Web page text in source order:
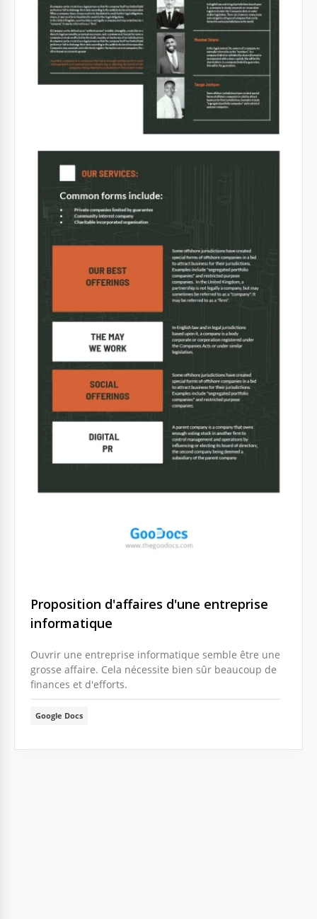
Proposition d'affaires d'une entreprise
informatique
Ouvrir une entreprise informatique semble être une
grosse affaire. Cela nécessite bien sûr beaucoup de
finances et d'efforts.
Google Docs